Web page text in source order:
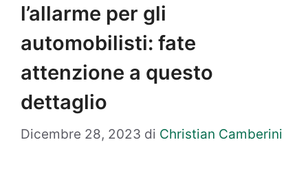
l’allarme per gli
automobilisti: fate
attenzione a questo
dettaglio
Dicembre 28, 2023 di Christian Camberini